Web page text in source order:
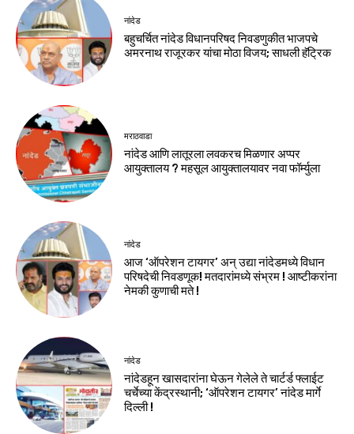
नांदेड
बहुचर्चित नांदेड विधानपरिषद निवडणुकीत भाजपचे
अमरनाथ राजूरकर यांचा मोठा विजय; साधली हॅट्रिक
मराठवाडा
नांदेड आणि लातूरला लवकरच मिळणार अप्पर
आयुक्तालय ? महसूल आयुक्तालयावर नवा फॉर्म्युला
नांदेड
आज ‘ऑपरेशन टायगर’ अन् उद्या नांदेडमध्ये विधान
परिषदेची निवडणूक! मतदारांमध्ये संभ्रम ! आष्टीकरांना
नेमकी कुणाची मते !
नांदेड
नांदेडहून खासदारांना घेऊन गेलेले ते चार्टर्ड फ्लाईट
चर्चेच्या केंद्रस्थानी; ‘ऑपरेशन टायगर’ नांदेड मार्गे
दिल्ली !